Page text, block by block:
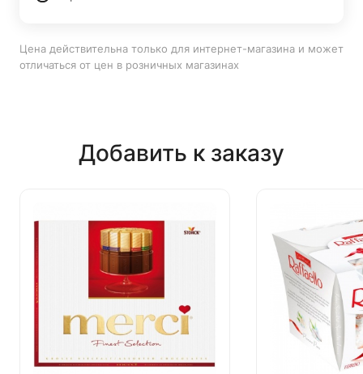
Цена действительна только для интернет-магазина и может
отличаться от цен в розничных магазинах
Добавить к заказу